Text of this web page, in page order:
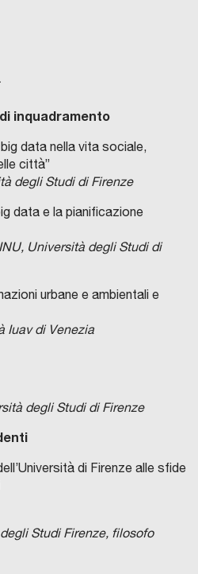
inquadramento
data nella vita sociale,
città”
degli Studi di Firenze
data e la pianificazione
Università degli Studi di
urbane e ambientali e
Iuav di Venezia
degli Studi di Firenze
di Firenze alle sfide
Studi Firenze, filosofo